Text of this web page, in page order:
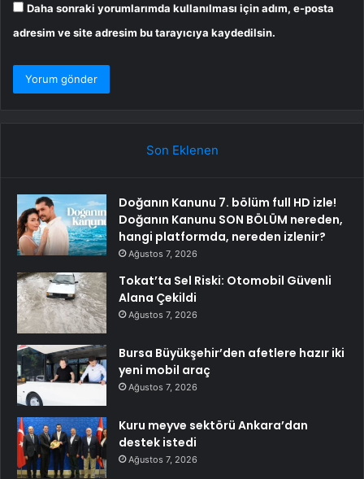
Daha sonraki yorumlarımda kullanılması için adım, e-posta
adresim ve site adresim bu tarayıcıya kaydedilsin.
Son Eklenen
Doğanın Kanunu 7. bölüm full HD izle!
Doğanın Kanunu SON BÖLÜM nereden,
hangi platformda, nereden izlenir?
Ağustos 7, 2026
Tokat’ta Sel Riski: Otomobil Güvenli
Alana Çekildi
Ağustos 7, 2026
Bursa Büyükşehir’den afetlere hazır iki
yeni mobil araç
Ağustos 7, 2026
Kuru meyve sektörü Ankara’dan
destek istedi
Ağustos 7, 2026